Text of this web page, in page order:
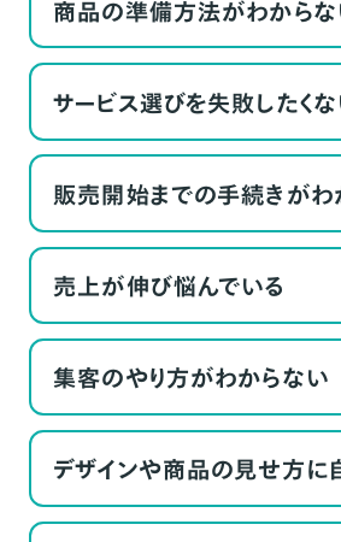
商品の準備方法がわから
サービス選びを失敗したく
販売開始までの手続きがわ
売上が伸び悩んでいる
集客のやり方がわからない
デザインや商品の見せ方に